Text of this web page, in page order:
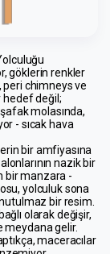
göklerin renkler
peri chimneys ve
hedef değil;
molasında,
- sıcak hava
bir amfiyasına
nazik bir
bir manzara -
yolculuk sona
bir resim.
olarak değişir,
meydana gelir.
maceracılar